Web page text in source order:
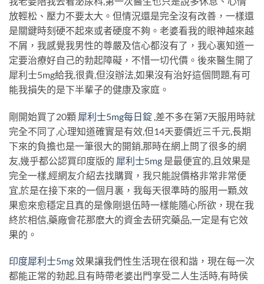
放輕松、壓力不要太大。但情況還是完全沒有改善，一樣還
是關鍵時刻硬不起來或者硬度不夠。老婆看我的眼神越來越
不屑，我感覺我男性的尊嚴及信心都沒有了，我心裏知道一
定要治療好自己的勃起障礙，不惜一切代價。後來醫生開了
犀利士5mg給我,很貴,但沒辦法,如果沒有治好這個問題,有可
能我損失的是下半輩子的健康及家庭。
剛開始買了20顆 犀利士5mg每日錠 ,差不多在第7天服用時就
完全不同了,心理知道確實是有效,但14天要價近三千元,長期
下來的負擔也是一筆很大的開銷,那時在網上問了很多的網
友,幾乎都公認買印度版的 犀利士5mg 是最便宜的,且效果是
完全一樣,經網友介紹去找購買，我只能說價格非常非常便
宜,於是在接下來的一個月裏，我每天很準時的服用一顆,效
果愈來愈穩定且真的是像剛退伍時一樣能隨心所欲，現在我
終於相信,藥廠會花那麽大的資金去研究藥品,一定是有它效
果的。
印度犀利士5mg 效果讓我們性生活現在很和諧，現在每一次
都能正常的勃起,且有時帶老婆出門享受二人生活時,有時侯